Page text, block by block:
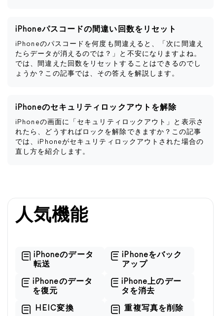
iPhoneパスコードの間違い回数をリセット
iPhoneのパスコードを何度も間違えると、「次に間違え
たらデータが消えるのでは？」と不安になりますよね。
では、間違えた回数をリセットすることはできるのでし
ょうか？この記事では、その答えを解説します。
iPhoneのセキュリティロックアウトを解除
iPhoneの画面に「セキュリティロックアウト」と表示さ
れたら、どうすればロックを解除できますか？この記事
では、iPhoneがセキュリティロックアウトされた場合の
直し方を紹介します。
人気機能
iPhoneのデータ
転送
iPhoneをバック
アップ
iPhoneのデータ
を復元
iPhone上のデー
タを消去
HEIC変換 重複写真を削除